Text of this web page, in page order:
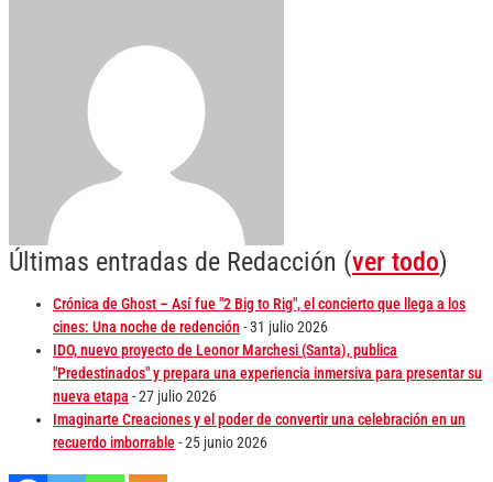
Últimas entradas de Redacción (ver todo)
Crónica de Ghost – Así fue "2 Big to Rig", el concierto que llega a los
cines: Una noche de redención - 31 julio 2026
IDO, nuevo proyecto de Leonor Marchesi (Santa), publica
"Predestinados" y prepara una experiencia inmersiva para presentar su
nueva etapa - 27 julio 2026
Imaginarte Creaciones y el poder de convertir una celebración en un
recuerdo imborrable- 25 junio 2026